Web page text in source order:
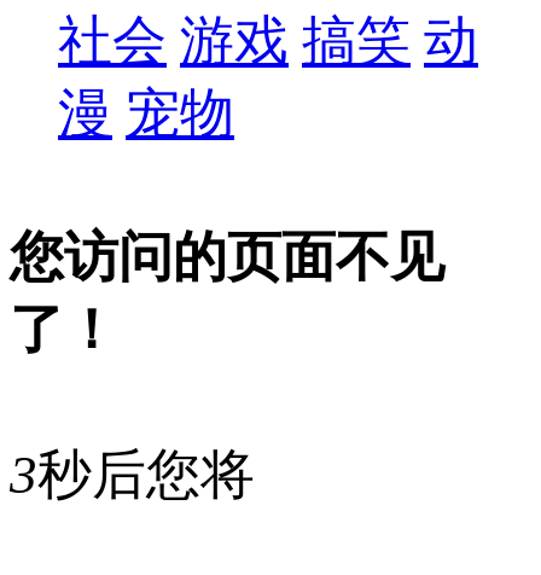
社会 游戏 搞笑 动
漫 宠物
您访问的页面不见
了！
3秒后您将